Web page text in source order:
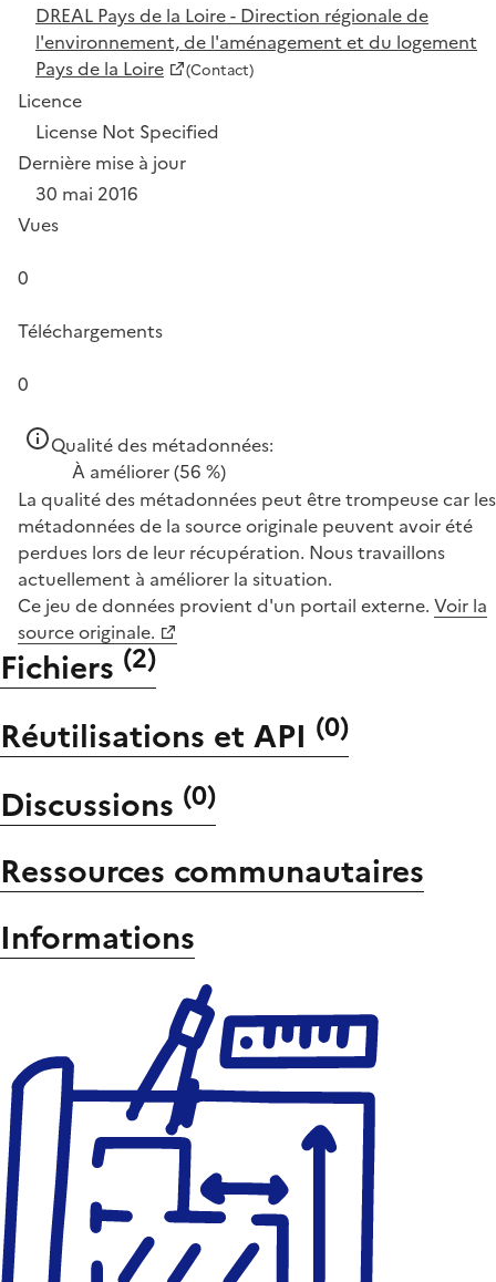
DREAL Pays de la Loire - Direction régionale de
l'environnement, de l'aménagement et du logement
Pays de la Loire
(Contact)
Licence
License Not Specified
Dernière mise à jour
30 mai 2016
Vues
0
Téléchargements
0
Qualité des métadonnées:
À améliorer(56 %)
La qualité des métadonnées peut être trompeuse car les
métadonnées de la source originale peuvent avoir été
perdues lors de leur récupération. Nous travaillons
actuellement à améliorer la situation.
Ce jeu de données provient d'un portail externe. Voir la
source originale.
Fichiers (2)
Réutilisations et API (0)
Discussions (0)
Ressources communautaires
Informations